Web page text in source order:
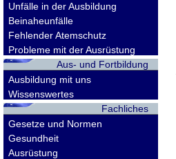
Unfälle in der Ausbildung
Beinaheunfälle
Fehlender Atemschutz
Probleme mit der Ausrüstung
Aus- und Fortbildung
Ausbildung mit uns
Wissenswertes
Fachliches
Gesetze und Normen
Gesundheit
Ausrüstung